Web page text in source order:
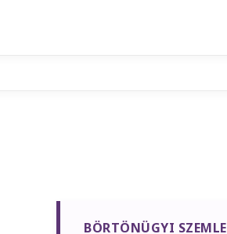
BÖRTÖNÜGYI SZEMLE